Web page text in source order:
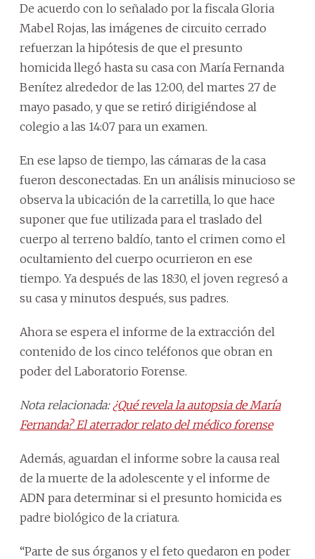
De acuerdo con lo señalado por la fiscala Gloria
Mabel Rojas, las imágenes de circuito cerrado
refuerzan la hipótesis de que el presunto
homicida llegó hasta su casa con María Fernanda
Benítez alrededor de las 12:00, del martes 27 de
mayo pasado, y que se retiró dirigiéndose al
colegio a las 14:07 para un examen.
En ese lapso de tiempo, las cámaras de la casa
fueron desconectadas. En un análisis minucioso se
observa la ubicación de la carretilla, lo que hace
suponer que fue utilizada para el traslado del
cuerpo al terreno baldío, tanto el crimen como el
ocultamiento del cuerpo ocurrieron en ese
tiempo. Ya después de las 18:30, el joven regresó a
su casa y minutos después, sus padres.
Ahora se espera el informe de la extracción del
contenido de los cinco teléfonos que obran en
poder del Laboratorio Forense.
Nota relacionada: ¿Qué revela la autopsia de María
Fernanda? El aterrador relato del médico forense
Además, aguardan el informe sobre la causa real
de la muerte de la adolescente y el informe de
ADN para determinar si el presunto homicida es
padre biológico de la criatura.
“Parte de sus órganos y el feto quedaron en poder